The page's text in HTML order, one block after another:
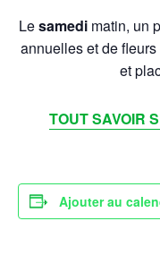
Lesamedimatin, un
annuelles et de
et
TOUT SAVOIR
Ajouter au